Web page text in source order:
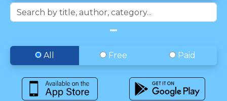
All Free Paid